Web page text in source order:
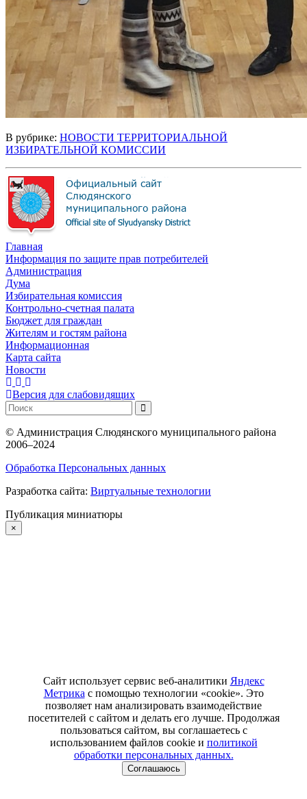
В рубрике: НОВОСТИ ТЕРРИТОРИАЛЬНОЙ
ИЗБИРАТЕЛЬНОЙ КОМИССИИ
Главная
Информация по защите прав потребителей
Администрация
Дума
Избирательная комиссия
Контрольно-счетная палата
Бюджет для граждан
Жителям и гостям района
Информационная
Карта сайта
Новости
Версия для слабовидящих
© Администрация Слюдянского муниципального района
2006–2024
Обработка Персональных данных
Разработка сайта: Виртуальные технологии
Публикация миниатюры
×
Сайт использует сервис веб-аналитики Яндекс
Метрика с помощью технологии «cookie». Это
позволяет нам анализировать взаимодействие
посетителей с сайтом и делать его лучше. Продолжая
пользоваться сайтом, вы соглашаетесь с
использованием файлов cookie и политикой
обработки персональных данных.
Соглашаюсь